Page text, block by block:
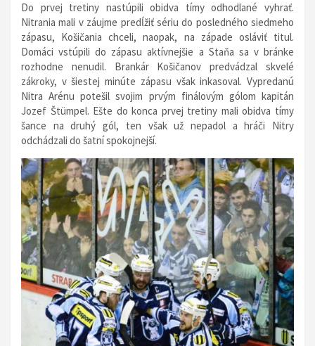
Do prvej tretiny nastúpili obidva tímy odhodlané vyhrať.
Nitrania mali v záujme predĺžiť sériu do posledného siedmeho
zápasu, Košičania chceli, naopak, na západe osláviť titul.
Domáci vstúpili do zápasu aktívnejšie a Staňa sa v bránke
rozhodne nenudil. Brankár Košičanov predvádzal skvelé
zákroky, v šiestej minúte zápasu však inkasoval. Vypredanú
Nitra Arénu potešil svojim prvým finálovým gólom kapitán
Jozef Štümpel. Ešte do konca prvej tretiny mali obidva tímy
šance na druhý gól, ten však už nepadol a hráči Nitry
odchádzali do šatní spokojnejší.